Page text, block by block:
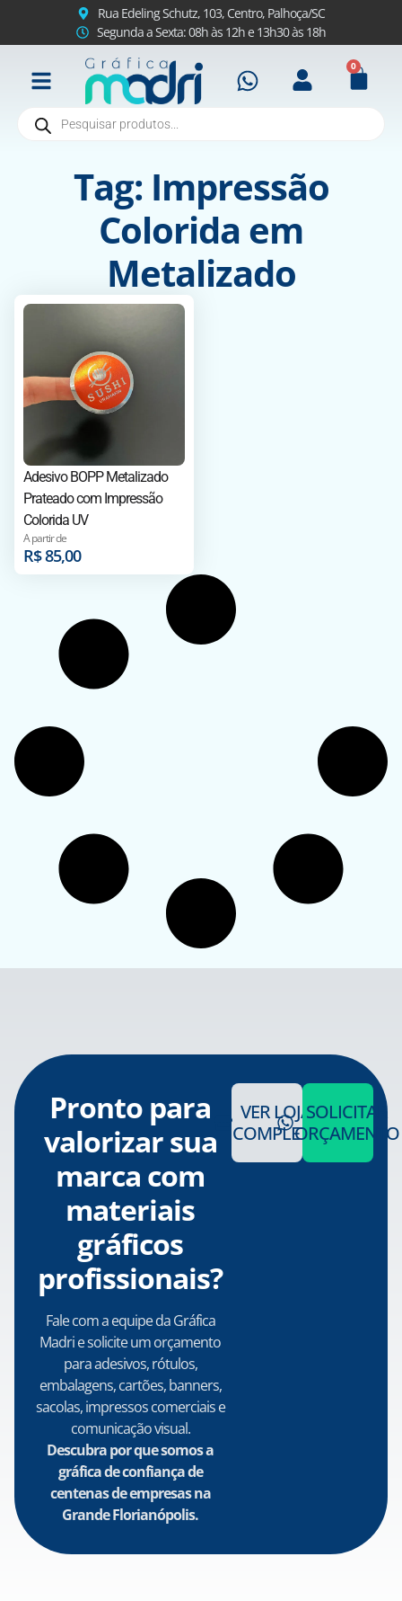
Rua Edeling Schutz, 103, Centro, Palhoça/SC
Segunda a Sexta: 08h às 12h e 13h30 às 18h
0
Tag: Impressão
Colorida em
Metalizado
Adesivo BOPP Metalizado
Prateado com Impressão
Colorida UV
A partir de
R$85,00
Pronto para
valorizar sua
marca com
materiais
gráficos
profissionais?
Fale com a equipe da Gráfica
Madri e solicite um orçamento
para adesivos, rótulos,
embalagens, cartões, banners,
sacolas, impressos comerciais e
comunicação visual.
Descubra por que somos a
gráfica de confiança de
centenas de empresas na
Grande Florianópolis.
VER LOJA
COMPLETA
SOLICITAR
ORÇAMENTO